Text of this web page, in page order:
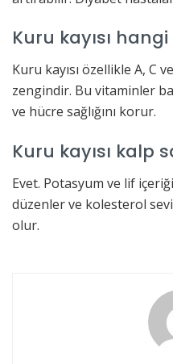
Kuru kayısı
Kuru kayısı özellikle A, C
zengindir. Bu vitaminler
ve hücre sağlığını korur.
Kuru kayısı kalp
Evet. Potasyum ve lif
düzenler ve kolesterol
olur.